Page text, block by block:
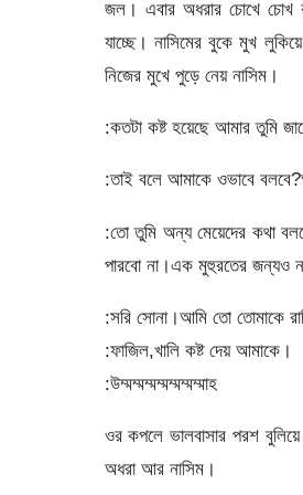
জল। এবার অধরার চোখে চোখ
যাচ্ছে। নাসিমের বুকে মুখ
নিজের মুখে পুড়ে নেয় নাসিম।
:কতটা কষ্ট হয়েছে আমার তুমি
:তাই বলে আমাকে ওভাবে
:তো তুমি অন্য মেয়েদের কথা
পারবো না।এক মুহুরতের জন্যও
:সরি সোনা।আমি তো তোমাকে
:ফাজিল,খালি কষ্ট দেয় আমাকে।
:উম্মম্মম্মম্মম্মম্মম্মাহ
ওর কপলে ভালবাসার পরশ
অধরা আর নাসিম।